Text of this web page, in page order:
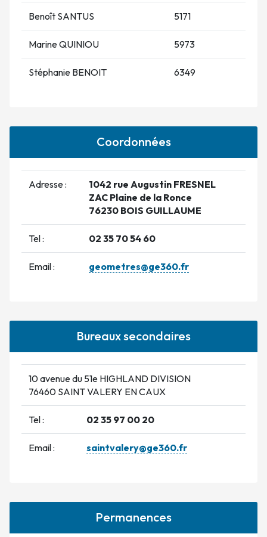
Benoît SANTUS 5171
Marine QUINIOU 5973
Stéphanie BENOIT 6349
Coordonnées
Adresse :
1042 rue Augustin FRESNEL
ZAC Plaine de la Ronce
76230 BOIS GUILLAUME
Tel : 02 35 70 54 60
Email : geometres@ge360.fr
Bureaux secondaires
10 avenue du 51e HIGHLAND DIVISION
76460 SAINT VALERY EN CAUX
Tel : 02 35 97 00 20
Email : saintvalery@ge360.fr
Permanences